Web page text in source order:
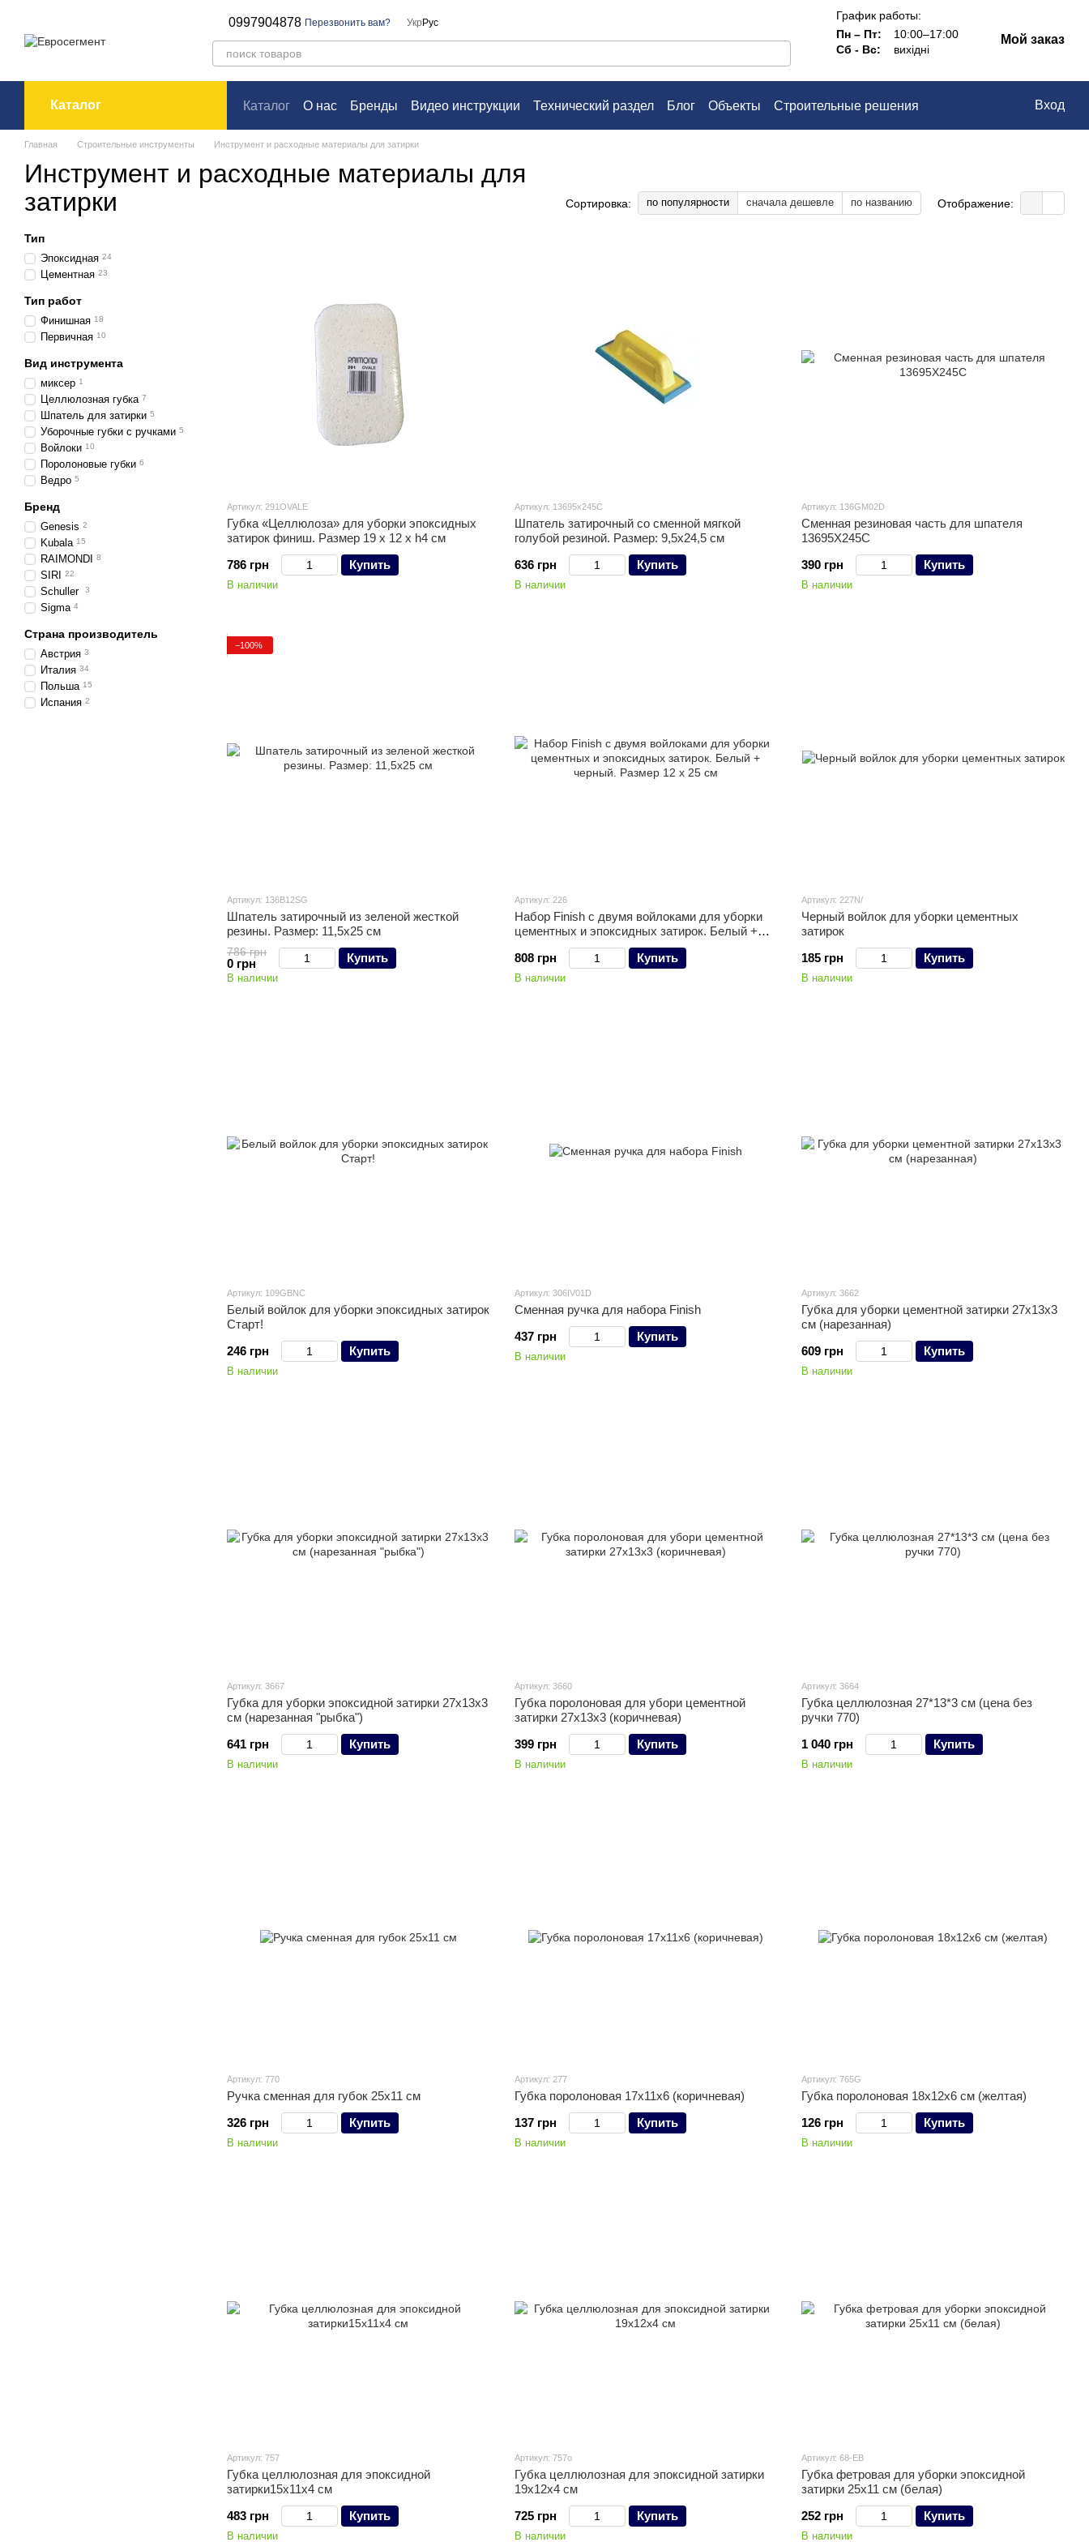
0997904878 Перезвонить вам? Укр Рус
График работы:
Пн – Пт:
10:00–17:00
Сб - Вс:
вихідні
Мой заказ
Каталог Каталог О нас Бренды Видео инструкции Технический раздел Блог Объекты
Строительные решения
Вход
Главная Строительные инструменты Инструмент и расходные материалы для затирки
Инструмент и расходные материалы для
затирки
Сортировка: по популярности сначала дешевле по названию Отображение:
Артикул: 291OVALE
Губка «Целлюлоза» для уборки эпоксидных
затирок финиш. Размер 19 х 12 х h4 см
786 грн
Купить
В наличии
Артикул: 13695x245C
Шпатель затирочный со сменной мягкой
голубой резиной. Размер: 9,5x24,5 см
636 грн
Купить
В наличии
Артикул: 136GM02D
Сменная резиновая часть для шпателя
13695X245C
390 грн
Купить
В наличии
−100%
Артикул: 136B12SG
Шпатель затирочный из зеленой жесткой
резины. Размер: 11,5х25 см
786 грн
0 грн Купить
В наличии
Артикул: 226
Набор Finish с двумя войлоками для уборки
цементных и эпоксидных затирок. Белый +
черный. Размер 12 х 25 см
808 грн
Купить
В наличии
Артикул: 227N/
Черный войлок для уборки цементных
затирок
185 грн
Купить
В наличии
Артикул: 109GBNC
Белый войлок для уборки эпоксидных затирок
Старт!
246 грн
Купить
В наличии
Артикул: 306IV01D
Сменная ручка для набора Finish
437 грн
Купить
В наличии
Артикул: 3662
Губка для уборки цементной затирки 27х13х3
см (нарезанная)
609 грн
Купить
В наличии
Артикул: 3667
Губка для уборки эпоксидной затирки 27х13х3
см (нарезанная "рыбка")
641 грн
Купить
В наличии
Артикул: 3660
Губка поролоновая для убори цементной
затирки 27х13х3 (коричневая)
399 грн
Купить
В наличии
Артикул: 3664
Губка целлюлозная 27*13*3 см (цена без
ручки 770)
1 040 грн
Купить
В наличии
Артикул: 770
Ручка сменная для губок 25х11 см
326 грн
Купить
В наличии
Артикул: 277
Губка поролоновая 17х11х6 (коричневая)
137 грн
Купить
В наличии
Артикул: 765G
Губка поролоновая 18х12х6 см (желтая)
126 грн
Купить
В наличии
Артикул: 757
Губка целлюлозная для эпоксидной
затирки15х11х4 см
483 грн
Купить
В наличии
Артикул: 757o
Губка целлюлозная для эпоксидной затирки
19х12х4 см
725 грн
Купить
В наличии
Артикул: 68-EB
Губка фетровая для уборки эпоксидной
затирки 25х11 см (белая)
252 грн
Купить
В наличии
Тип
Эпоксидная 24
Цементная 23
Тип работ
Финишная 18
Первичная 10
Вид инструмента
миксер 1
Целлюлозная губка 7
Шпатель для затирки 5
Уборочные губки с ручками 5
Войлоки 10
Поролоновые губки 6
Ведро 5
Бренд
Genesis 2
Kubala 15
RAIMONDI 8
SIRI 22
Schuller 3
Sigma 4
Страна производитель
Австрия 3
Италия 34
Польша 15
Испания 2